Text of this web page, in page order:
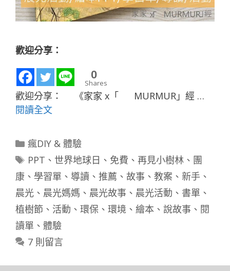
歡迎分享：
0
Shares
歡迎分享： 《家家 x「 MURMUR」經 …
閱讀全文
分
類
瘋DIY & 體驗
標
籤
PPT 、 世界地球日 、 免費 、 再見小樹林、 團
康 、 學習單 、 導讀 、 推薦 、 故事 、 教案 、 新手 、
晨光 、 晨光媽媽 、 晨光故事 、 晨光活動 、 書單 、
植樹節 、 活動 、 環保 、 環境 、 繪本 、 說故事 、 閱
讀單 、 體驗
7 則留言